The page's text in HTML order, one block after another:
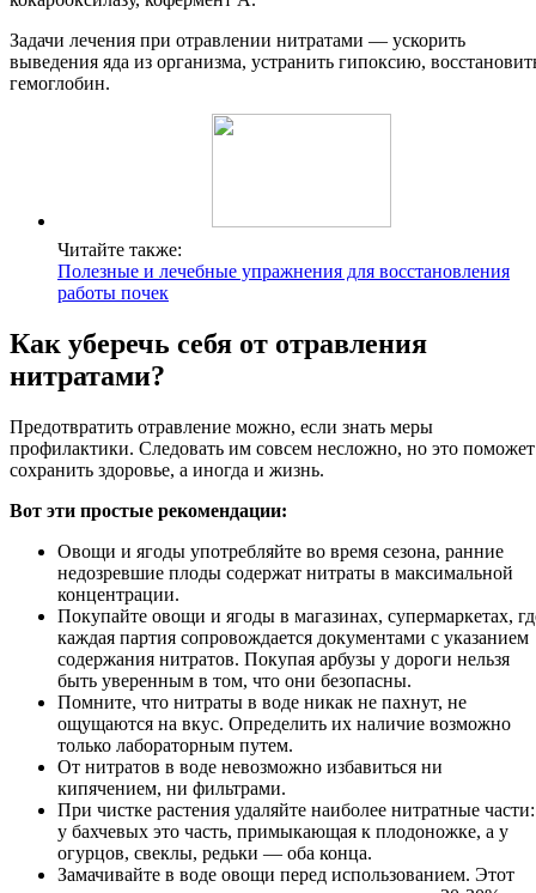
Задачи лечения при отравлении нитратами — ускорить
выведения яда из организма, устранить гипоксию,
гемоглобин.
Читайте также:
Полезные и лечебные упражнения для восстановления
работы почек
Как уберечь себя от отравления
нитратами?
Предотвратить отравление можно, если знать меры
профилактики. Следовать им совсем несложно, но это поможет
сохранить здоровье, а иногда и жизнь.
Вот эти простые рекомендации:
Овощи и ягоды употребляйте во время сезона, ранние
недозревшие плоды содержат нитраты в максимальной
концентрации.
Покупайте овощи и ягоды в магазинах, супермаркетах,
каждая партия сопровождается документами с указанием
содержания нитратов. Покупая арбузы у дороги нельзя
быть уверенным в том, что они безопасны.
Помните, что нитраты в воде никак не пахнут, не
ощущаются на вкус. Определить их наличие возможно
только лабораторным путем.
От нитратов в воде невозможно избавиться ни
кипячением, ни фильтрами.
При чистке растения удаляйте наиболее нитратные части:
у бахчевых это часть, примыкающая к плодоножке, а у
огурцов, свеклы, редьки — оба конца.
Замачивайте в воде овощи перед использованием. Этот